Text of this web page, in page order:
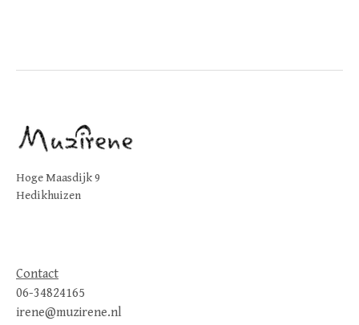
Hoge Maasdijk 9
Hedikhuizen
Contact
06-34824165
irene@muzirene.nl